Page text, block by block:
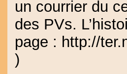
un courrier du
des PVs.
page : http://
)